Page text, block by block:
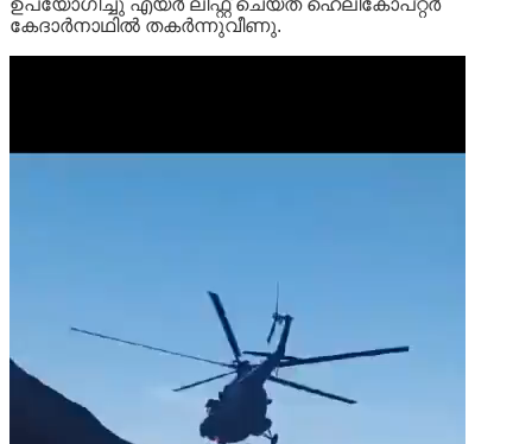
ഉപയോഗിച്ചു എയർ ലിഫ്റ്റ് ചെയ്ത ഹെലികോപ്റ്റർ
കേദാർനാഥിൽ തകർന്നുവീണു.